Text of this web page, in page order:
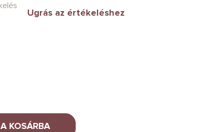
Ugrás az értékeléshez
A KOSÁRBA